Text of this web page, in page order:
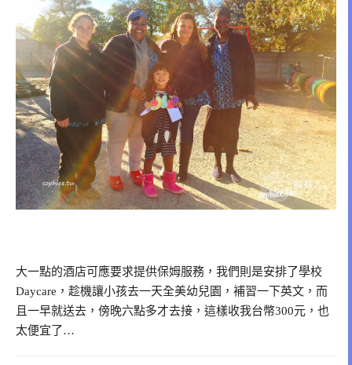
大一點的酒店可應要求提供保姆服務，我們則是安排了學校
Daycare，趁機讓小孩去一天全美幼兒園，補習一下英文，而
且一早就送去，傍晚六點多才去接，這樣收我台幣300元，也
太便宜了…